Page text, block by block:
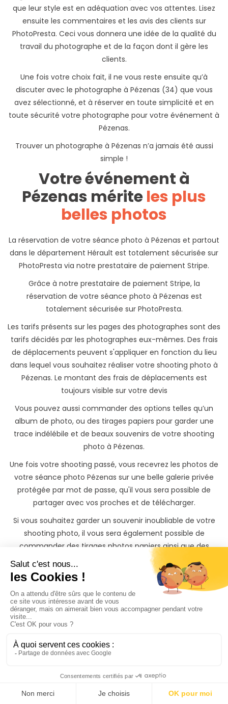
que leur style est en adéquation avec vos attentes. Lisez
ensuite les commentaires et les avis des clients sur
PhotoPresta. Ceci vous donnera une idée de la qualité du
travail du photographe et de la façon dont il gère les
clients.
Une fois votre choix fait, il ne vous reste ensuite qu’à
discuter avec le photographe à Pézenas (34) que vous
avez sélectionné, et à réserver en toute simplicité et en
toute sécurité votre photographe pour votre événement à
Pézenas.
Trouver un photographe à Pézenas n’a jamais été aussi
simple !
Votre événement à
Pézenas mériteles plus
belles photos
La réservation de votre séance photo à Pézenas et partout
dans le département Hérault est totalement sécurisée sur
PhotoPresta via notre prestataire de paiement Stripe.
Grâce à notre prestataire de paiement Stripe, la
réservation de votre séance photo à Pézenas est
totalement sécurisée sur PhotoPresta.
Les tarifs présents sur les pages des photographes sont des
tarifs décidés par les photographes eux-mêmes. Des frais
de déplacements peuvent s'appliquer en fonction du lieu
dans lequel vous souhaitez réaliser votre shooting photo à
Pézenas. Le montant des frais de déplacements est
toujours visible sur votre devis
Vous pouvez aussi commander des options telles qu’un
album de photo, ou des tirages papiers pour garder une
trace indélébile et de beaux souvenirs de votre shooting
photo à Pézenas.
Une fois votre shooting passé, vous recevrez les photos de
votre séance photo Pézenas sur une belle galerie privée
protégée par mot de passe, qu'il vous sera possible de
partager avec vos proches et de télécharger.
Si vous souhaitez garder un souvenir inoubliable de votre
shooting photo, il vous sera également possible de
commander des tirages photos papiers ainsi que des
albums photos à des tarifs préférentiels directement
depuis votre galerie photo privée.
Trouvez rapidement un
Photographe à Pézenas
même si vous n'avez
le temps de chercher
3 façons s'offrent à vous sur PhotoPresta pour trouver